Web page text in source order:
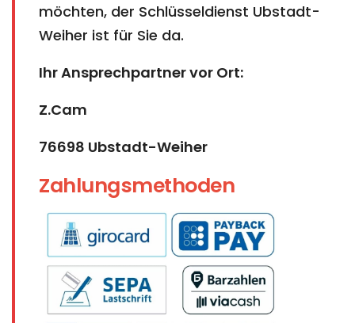
möchten, der Schlüsseldienst Ubstadt-
Weiher ist für Sie da.
Ihr Ansprechpartner vor Ort:
Z.Cam
76698 Ubstadt-Weiher
Zahlungsmethoden